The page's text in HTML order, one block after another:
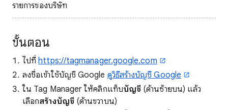
รายการของบริษัท
ขั้นตอน
ไปที่https://tagmanager.google.com
ลงชื่อเข้าใช้บัญชี Google ดูวิธีสร้างบัญชี Google
ใน Tag Manager ให้คลิกแท็บบัญชี (ด้านซ้ายบน) แล้ว
เลือกสร้างบัญชี(ด้านขวาบน)